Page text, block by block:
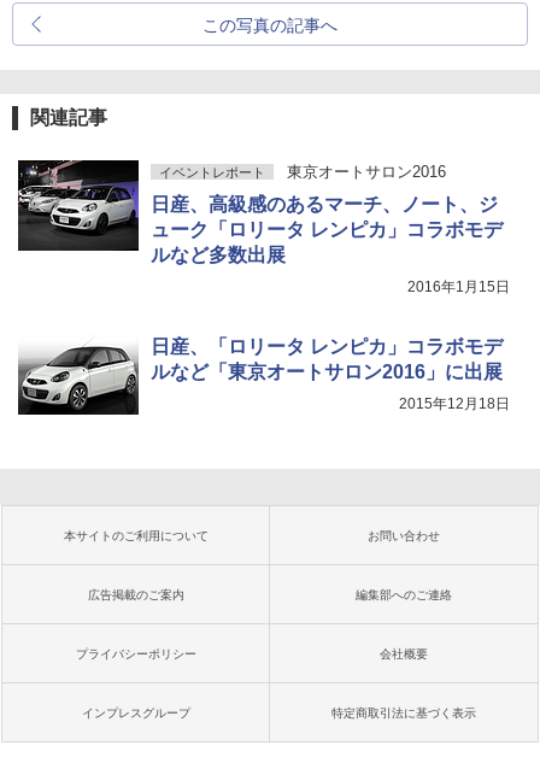
この写真の記事へ
関連記事
イベントレポート 東京オートサロン2016
日産、高級感のあるマーチ、ノート、ジ
ューク「ロリータ レンピカ」コラボモデ
ルなど多数出展
2016年1月15日
日産、「ロリータ レンピカ」コラボモデ
ルなど「東京オートサロン2016」に出展
2015年12月18日
本サイトのご利用について お問い合わせ
広告掲載のご案内 編集部へのご連絡
プライバシーポリシー 会社概要
インプレスグループ 特定商取引法に基づく表示